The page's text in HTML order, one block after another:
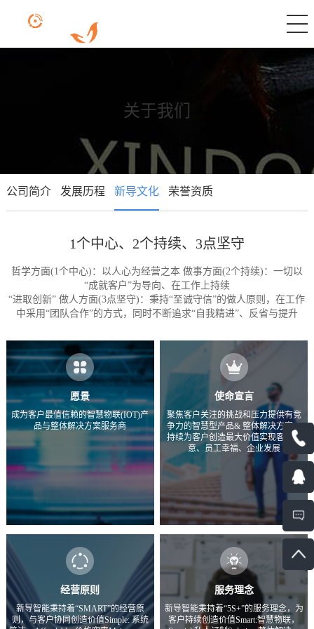
关于我们
公司简介 发展历程 新导文化 荣誉资质
1个中心、2个持续、3点坚守
哲学方面(1个中心)：以人心为经营之本 做事方面(2个持续)：一切以
“成就客户”为导向、在工作上持续
“进取创新” 做人方面(3点坚守)：秉持“至诚守信”的做人原则，在工作
中采用“团队合作”的方式，同时不断追求“自我精进”、反省与提升
愿景
成为客户最值信赖的智慧物联(IOT)产
品与整体解决方案服务商
使命宣言
聚焦客户关注的挑战和压力提供有竞
争力的智慧型产品& 整体解决方案，
持续为客户创造最大价值实现客户满
意、员工幸福、企业发展
经营原则
新导智能秉持着“SMART”的经营原
则，与客户协同创造价值Simple: 系统
服务理念
新导智能秉持着“5S+”的服务理念，为
客户持续创造价值Smart:智慧物联，